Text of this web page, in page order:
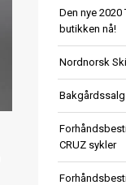
Den nye 2020
butikken nå!
Nordnorsk
CRUZ sykler